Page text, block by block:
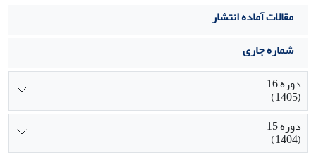
مقالات آماده انتشار
شماره جاری
دوره 16
(1405)
دوره 15
(1404)